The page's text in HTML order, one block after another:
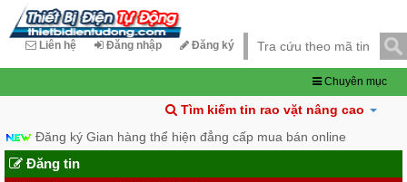
Liên hệ Đăng nhập Đăng ký
Chuyên mục
Tìm kiếm tin rao vặt nâng cao
Đăng ký Gian hàng thể hiện đẳng cấp mua bán online
Đăng tin